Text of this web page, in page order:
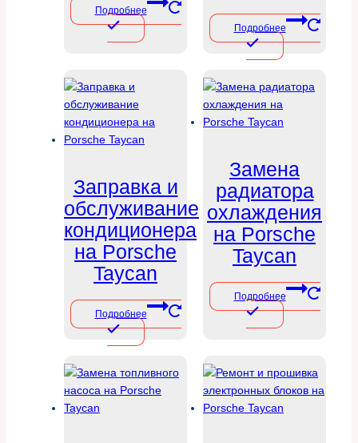
Подробнее
Подробнее
Заправка и
обслуживание
кондиционера
на Porsche
Taycan
Подробнее
Замена
радиатора
охлаждения
на Porsche
Taycan
Подробнее